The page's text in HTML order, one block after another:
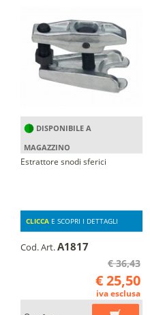
DISPONIBILE A
MAGAZZINO
Estrattore snodi sferici
CLICCA E SCOPRI I DETTAGLI
Cod. Art.A1817
€ 36,43
€ 25,50
iva esclusa